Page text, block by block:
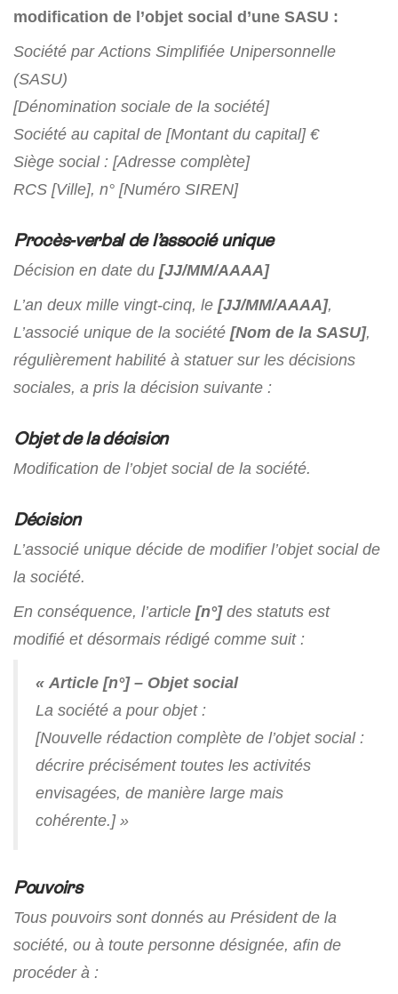
modification de l’objet social d’une SASU :
Société par Actions Simplifiée Unipersonnelle
(SASU)
[Dénomination sociale de la société]
Société au capital de [Montant du capital] €
Siège social : [Adresse complète]
RCS [Ville], n° [Numéro SIREN]
Procès-verbal de l’associé unique
Décision en date du [JJ/MM/AAAA]
L’an deux mille vingt-cinq, le [JJ/MM/AAAA],
L’associé unique de la société [Nom de la SASU],
régulièrement habilité à statuer sur les décisions
sociales, a pris la décision suivante :
Objet de la décision
Modification de l’objet social de la société.
Décision
L’associé unique décide de modifier l’objet social de
la société.
En conséquence, l’article [n°]des statuts est
modifié et désormais rédigé comme suit :
« Article [n°] – Objet social
La société a pour objet :
[Nouvelle rédaction complète de l’objet social :
décrire précisément toutes les activités
envisagées, de manière large mais
cohérente.] »
Pouvoirs
Tous pouvoirs sont donnés au Président de la
société, ou à toute personne désignée, afin de
procéder à :